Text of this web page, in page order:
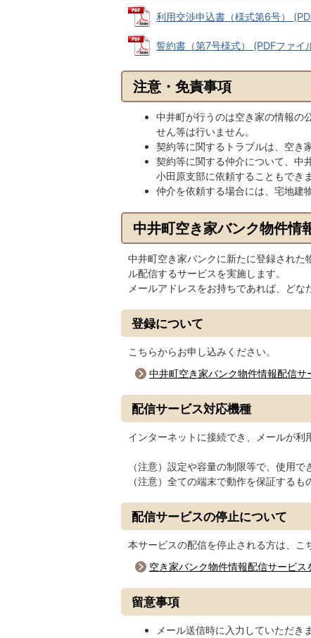
利用交渉申込書（様式第6号）
誓約書（第7号様式） (PDFファイ
注意・免責事項
中井町が行うのは空き家の情報の
せん等は行いません。
契約等に関するトラブルは、空き
契約等に関する仲介について、中
小田原支部に依頼することもできま
仲介を依頼する場合には、宅地建
中井町空き家バンク物件情
中井町空き家バンクに新たに登録され
ル配信するサービスを実施します。
メールアドレスをお持ちであれば、どな
登録について
こちらからお申し込みください。
中井町空き家バンク物件情報配信サ
配信サービス対応機種
インターネットに接続でき、メールが利
（注意）設定や容量の制限等で、使用で
（注意）全ての端末で動作を保証する
配信サービスの停止について
本サービスの配信を停止される方は、こ
空き家バンク物件情報配信サービス
留意事項
メール送信時に入力していただ